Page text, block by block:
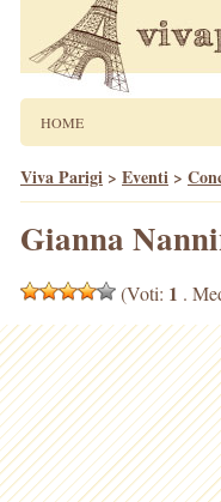
HOME
Viva Parigi > Eventi >
Gianna
(Voti: 1 .